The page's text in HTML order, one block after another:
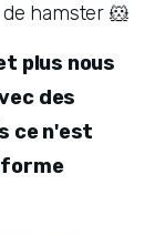
hamster 🐹
plus nous
des
ce n'est
forme